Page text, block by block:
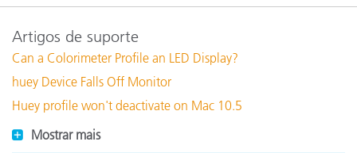
Artigos de suporte
Can a Colorimeter Profile an LED Display?
huey Device Falls Off Monitor
Huey profile won't deactivate on Mac 10.5
Mostrar mais